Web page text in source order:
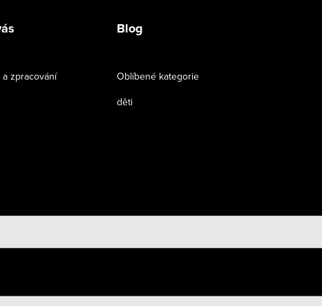
zpracování
Blog
Oblíbené kategorie
děti